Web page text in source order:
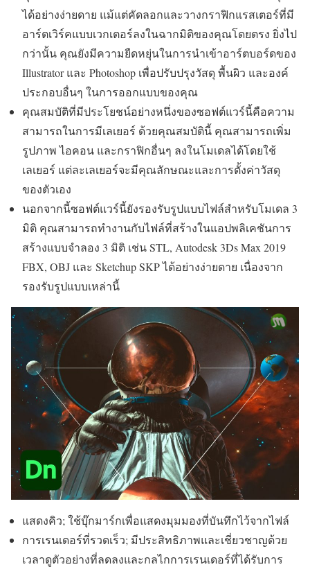
ได้อย่างง่ายดาย แม้แต่คัดลอกและวางกราฟิกแรสเตอร์ที่มี
อาร์ตเวิร์คแบบเวกเตอร์ลงในฉากมิติของคุณโดยตรง ยิ่งไป
กว่านั้น คุณยังมีความยืดหยุ่นในการนำเข้าอาร์ตบอร์ดของ
Illustrator และ Photoshop เพื่อปรับปรุงวัสดุ พื้นผิว และองค์
ประกอบอื่นๆ ในการออกแบบของคุณ
คุณสมบัติที่มีประโยชน์อย่างหนึ่งของซอฟต์แวร์นี้คือความ
สามารถในการมีเลเยอร์ ด้วยคุณสมบัตินี้ คุณสามารถเพิ่ม
รูปภาพ ไอคอน และกราฟิกอื่นๆ ลงในโมเดลได้โดยใช้
เลเยอร์ แต่ละเลเยอร์จะมีคุณลักษณะและการตั้งค่าวัสดุ
ของตัวเอง
นอกจากนี้ซอฟต์แวร์นี้ยังรองรับรูปแบบไฟล์สำหรับโมเดล 3
มิติ คุณสามารถทำงานกับไฟล์ที่สร้างในแอปพลิเคชันการ
สร้างแบบจำลอง 3 มิติ เช่น STL, Autodesk 3Ds Max 2019
FBX, OBJ และ Sketchup SKP ได้อย่างง่ายดาย เนื่องจาก
รองรับรูปแบบเหล่านี้
แสดงคิว; ใช้บุ๊กมาร์กเพื่อแสดงมุมมองที่บันทึกไว้จากไฟล์
การเรนเดอร์ที่รวดเร็ว; มีประสิทธิภาพและเชี่ยวชาญด้วย
เวลาดูตัวอย่างที่ลดลงและกลไกการเรนเดอร์ที่ได้รับการ